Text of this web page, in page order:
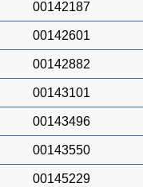
00142187
00142601
00142882
00143101
00143496
00143550
00145229